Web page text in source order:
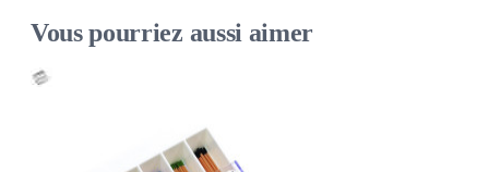
Vous pourriez aussi aimer